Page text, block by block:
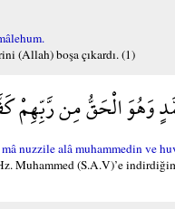
(Allah) boşa çıkardı. (1)
وَهُوَ الْحَقُّ مِن رَّبِّهِمْ
nuzzile alâ muhammedin ve
Muhammed (S.A.V)’e